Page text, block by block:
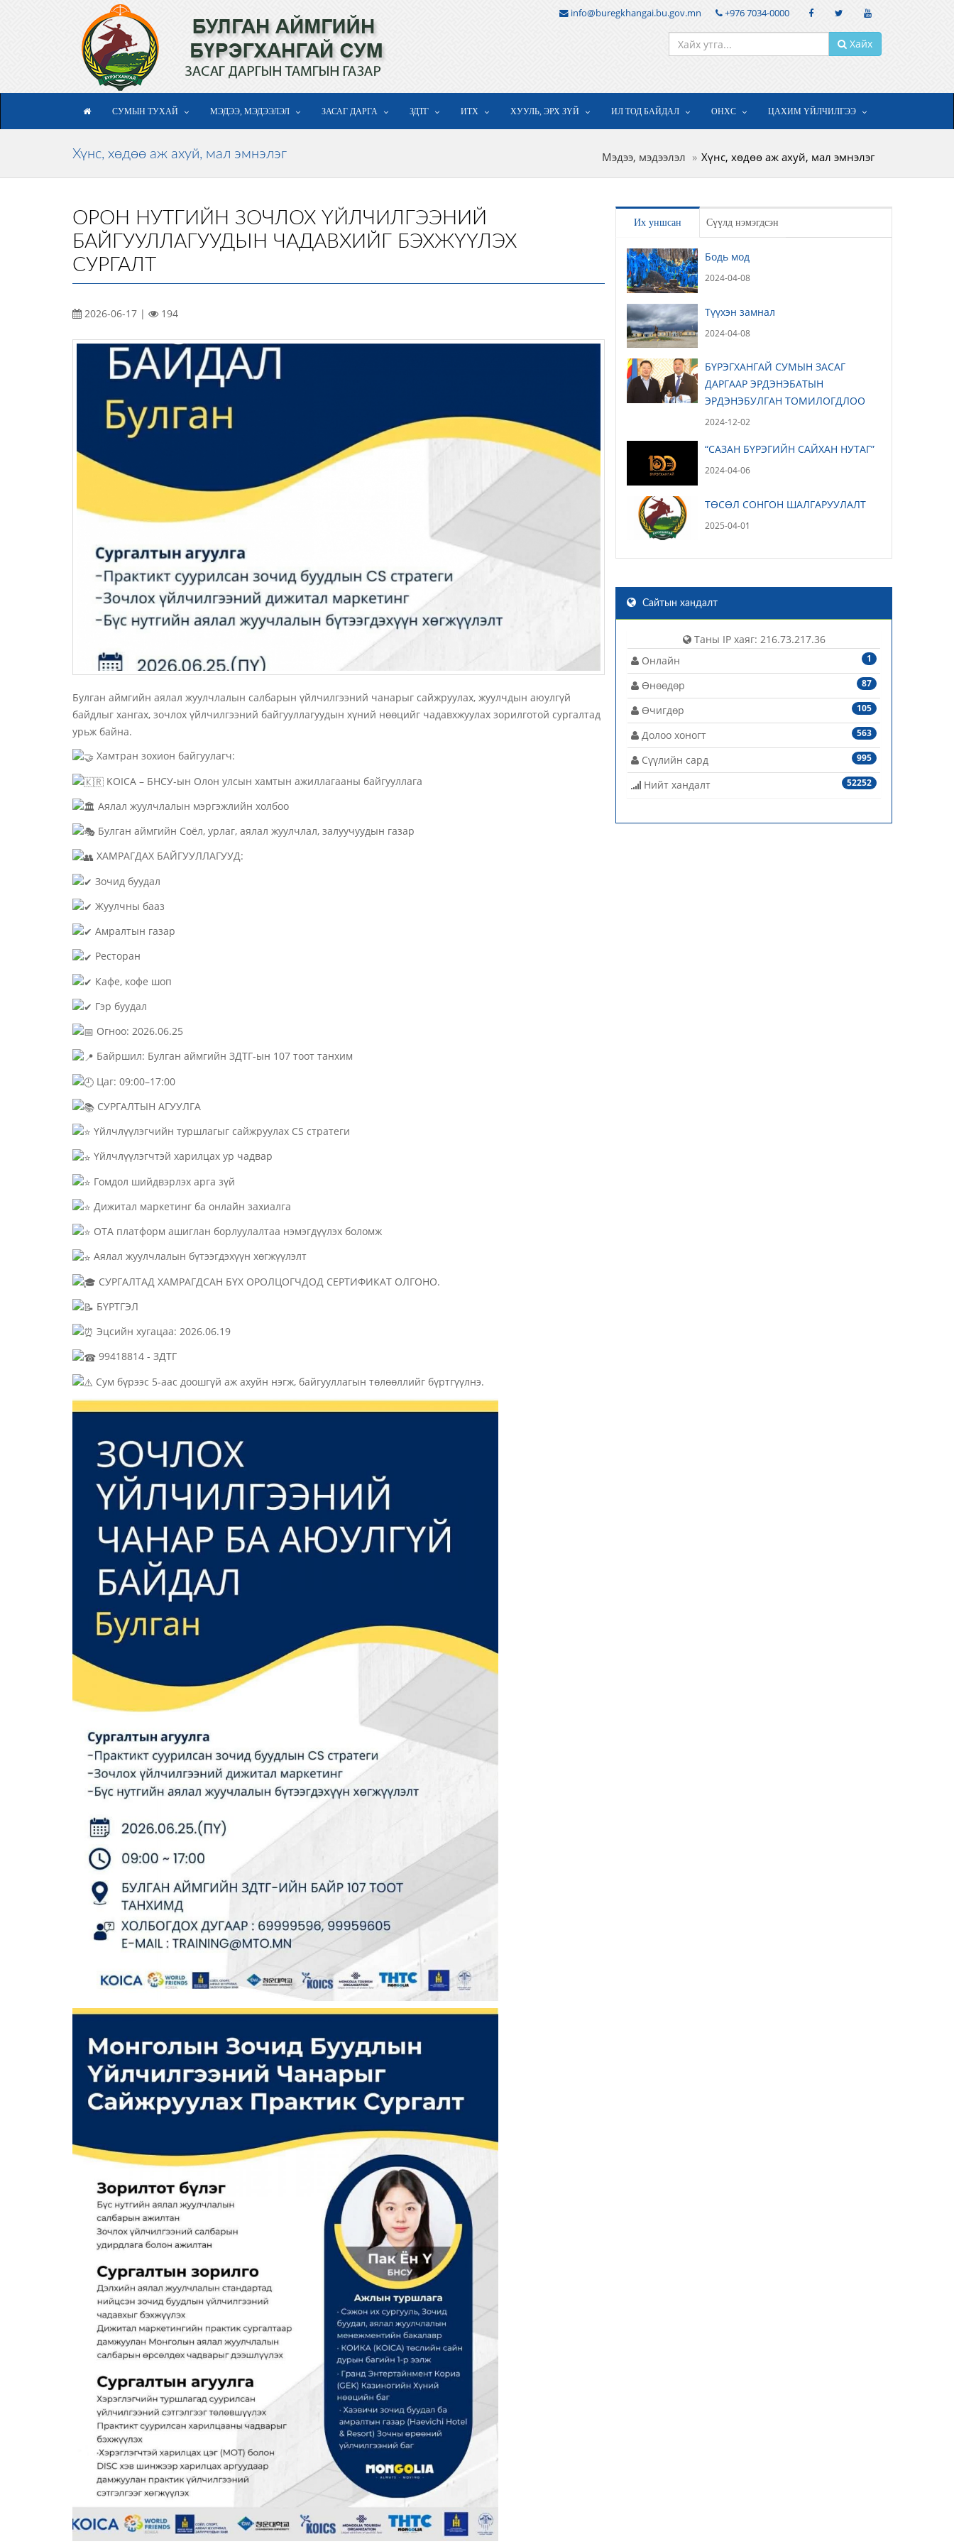
info@buregkhangai.bu.gov.mn +976 7034-0000
Хайх
СУМЫН ТУХАЙ МЭДЭЭ, МЭДЭЭЛЭЛ ЗАСАГ ДАРГА ЗДТГ ИТХ ХУУЛЬ, ЭРХ ЗҮЙ ИЛ ТОД БАЙДАЛ ОНХС ЦАХИМ ҮЙЛЧИЛГЭЭ
Хүнс, хөдөө аж ахуй, мал эмнэлэг Мэдээ, мэдээлэл Хүнс, хөдөө аж ахуй, мал эмнэлэг
ОРОН НУТГИЙН ЗОЧЛОХ ҮЙЛЧИЛГЭЭНИЙ
БАЙГУУЛЛАГУУДЫН ЧАДАВХИЙГ БЭХЖҮҮЛЭХ
СУРГАЛТ
2026-06-17 | 194
Булган аймгийн аялал жуулчлалын салбарын үйлчилгээний чанарыг сайжруулах, жуулчдын аюулгүй
байдлыг хангах, зочлох үйлчилгээний байгууллагуудын хүний нөөцийг чадавхжуулах зорилготой сургалтад
урьж байна.
Хамтран зохион байгуулагч:
KOICA – БНСУ-ын Олон улсын хамтын ажиллагааны байгууллага
Аялал жуулчлалын мэргэжлийн холбоо
Булган аймгийн Соёл, урлаг, аялал жуулчлал, залуучуудын газар
ХАМРАГДАХ БАЙГУУЛЛАГУУД:
Зочид буудал
Жуулчны бааз
Амралтын газар
Ресторан
Кафе, кофе шоп
Гэр буудал
Огноо: 2026.06.25
Байршил: Булган аймгийн ЗДТГ-ын 107 тоот танхим
Цаг: 09:00–17:00
СУРГАЛТЫН АГУУЛГА
Үйлчлүүлэгчийн туршлагыг сайжруулах CS стратеги
Үйлчлүүлэгчтэй харилцах ур чадвар
Гомдол шийдвэрлэх арга зүй
Дижитал маркетинг ба онлайн захиалга
OTA платформ ашиглан борлуулалтаа нэмэгдүүлэх боломж
Аялал жуулчлалын бүтээгдэхүүн хөгжүүлэлт
СУРГАЛТАД ХАМРАГДСАН БҮХ ОРОЛЦОГЧДОД СЕРТИФИКАТ ОЛГОНО.
БҮРТГЭЛ
Эцсийн хугацаа: 2026.06.19
99418814 - ЗДТГ
Сум бүрээс 5-аас доошгүй аж ахуйн нэгж, байгууллагын төлөөллийг бүртгүүлнэ.
Их уншсан Сүүлд нэмэгдсэн
Бодь мод
2024-04-08
Түүхэн замнал
2024-04-08
БҮРЭГХАНГАЙ СУМЫН ЗАСАГ
ДАРГААР ЭРДЭНЭБАТЫН
ЭРДЭНЭБУЛГАН ТОМИЛОГДЛОО
2024-12-02
“САЗАН БҮРЭГИЙН САЙХАН НУТАГ”
2024-04-06
ТӨСӨЛ СОНГОН ШАЛГАРУУЛАЛТ
2025-04-01
Сайтын хандалт
Таны IP хаяг: 216.73.217.36
1
Онлайн
87
Өнөөдөр
105
Өчигдөр
563
Долоо хоногт
995
Сүүлийн сард
52252
Нийт хандалт